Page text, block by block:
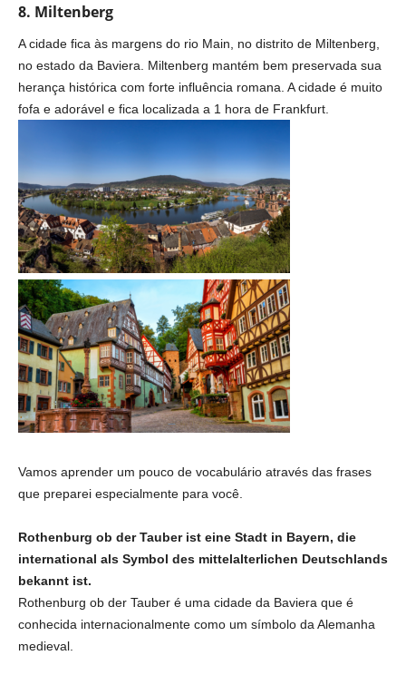
8. Miltenberg
A cidade fica às margens do rio Main, no distrito de Miltenberg,
no estado da Baviera. Miltenberg mantém bem preservada sua
herança histórica com forte influência romana. A cidade é muito
fofa e adorável e fica localizada a 1 hora de Frankfurt.
Vamos aprender um pouco de vocabulário através das frases
que preparei especialmente para você.
Rothenburg ob der Tauber ist eine Stadt in Bayern, die
international als Symbol des mittelalterlichen Deutschlands
bekannt ist.
Rothenburg ob der Tauber é uma cidade da Baviera que é
conhecida internacionalmente como um símbolo da Alemanha
medieval.